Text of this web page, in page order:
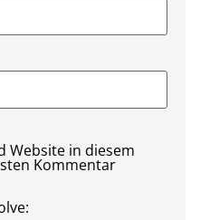
Website in diesem
Kommentar